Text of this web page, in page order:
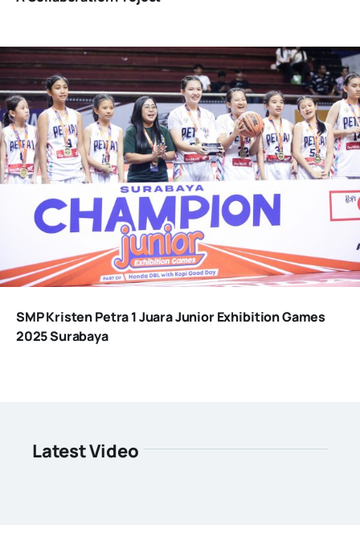
SMP Kristen Petra 1 Juara Junior Exhibition Games
2025 Surabaya
Latest Video